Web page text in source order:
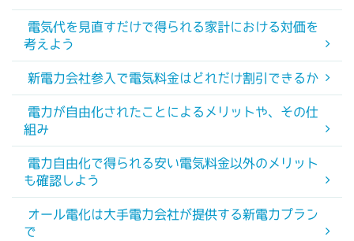
電気代を見直すだけで得られる家計における対価を
考えよう
新電力会社参入で電気料金はどれだけ割引できるか
電力が自由化されたことによるメリットや、その仕
組み
電力自由化で得られる安い電気料金以外のメリット
も確認しよう
オール電化は大手電力会社が提供する新電力プラン
で